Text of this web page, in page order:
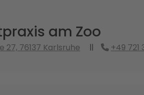
am Zoo
27, 76137 Karlsruhe +49 721